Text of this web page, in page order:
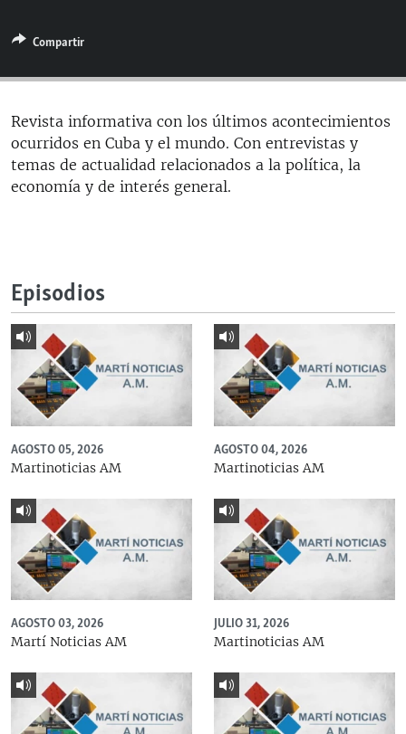
ESPECIALES
ESPECIALES
LA REALIDAD DE LA VIVIENDA EN CUBA
SER VIEJO EN CUBA
KENTU-CUBANO
MULTIMEDIA
EDITORIALES
SÍGUENOS
Compartir
Revista informativa con los últimos acontecimientos
ocurridos en Cuba y el mundo. Con entrevistas y
temas de actualidad relacionados a la política, la
economía y de interés general.
Episodios
AGOSTO 05, 2026
Martinoticias AM
AGOSTO 04, 2026
Martinoticias AM
AGOSTO 03, 2026
Martí Noticias AM
JULIO 31, 2026
Martinoticias AM